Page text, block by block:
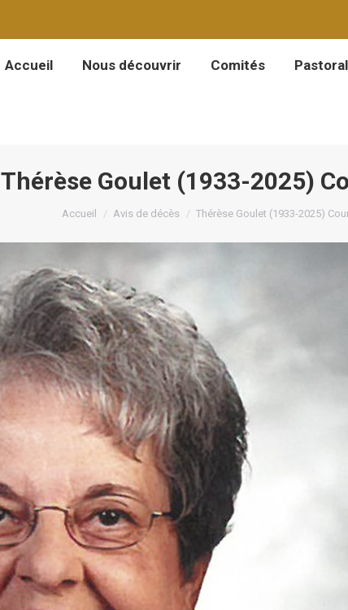
Accueil Nous découvrir Comités
Thérèse Goulet (1933-2025)
Vous êtes ici :
Accueil Avis de décès Thérèse Goulet (1933-2025)